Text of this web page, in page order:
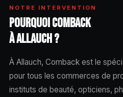
NOTRE INTERVENTION
POURQUOI COMBACK
À ALLAUCH ?
À Allauch, Comback est le
pour tous les commerces de
instituts de beauté, opticiens,